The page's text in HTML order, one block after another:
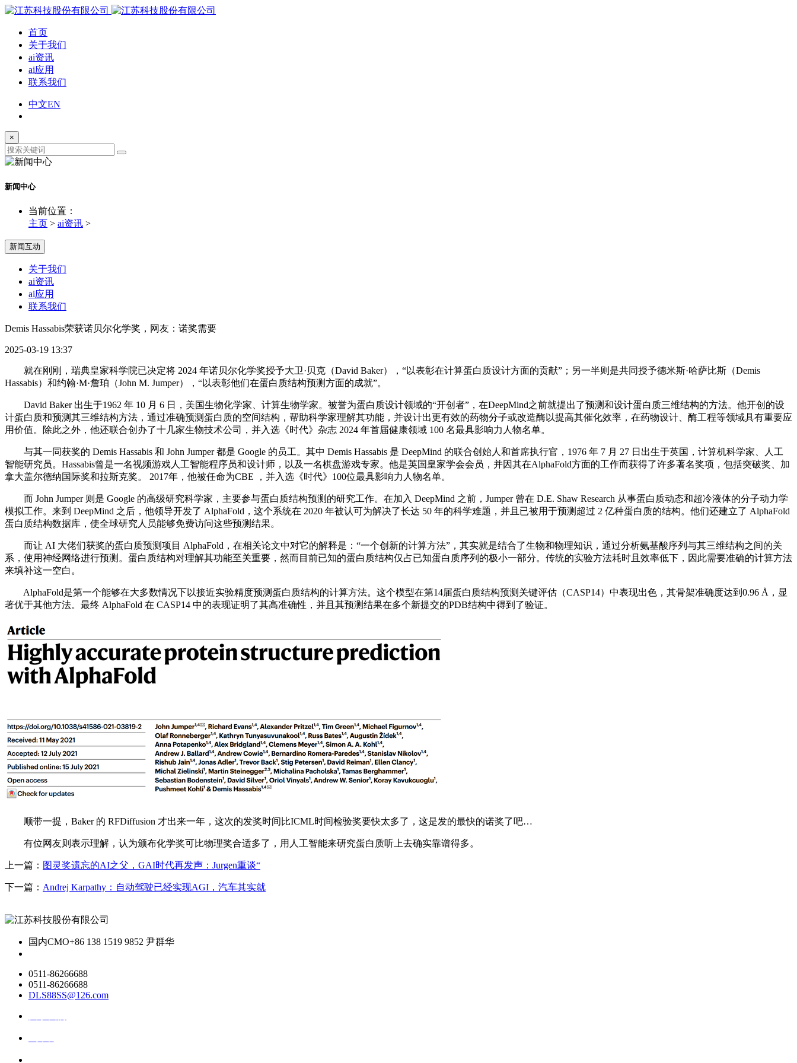
首页
关于我们
ai资讯
ai应用
联系我们
中文EN
×
新闻中心
当前位置：
主页 > ai资讯 >
新闻互动
关于我们
ai资讯
ai应用
联系我们
Demis Hassabis荣获诺贝尔化学奖，网友：诺奖需要
2025-03-19 13:37
就在刚刚，瑞典皇家科学院已决定将 2024 年诺贝尔化学奖授予大卫·贝克（David Baker），“以表彰在计算蛋白质设计方面的贡献”；另一半则是共同授予德米斯·哈萨比斯（Demis
Hassabis）和约翰·M·詹珀（John M. Jumper），“以表彰他们在蛋白质结构预测方面的成就”。
David Baker 出生于1962 年 10 月 6 日，美国生物化学家、计算生物学家。被誉为蛋白质设计领域的“开创者”，在DeepMind之前就提出了预测和设计蛋白质三维结构的方法。他开创的设
计蛋白质和预测其三维结构方法，通过准确预测蛋白质的空间结构，帮助科学家理解其功能，并设计出更有效的药物分子或改造酶以提高其催化效率，在药物设计、酶工程等领域具有重要应
用价值。除此之外，他还联合创办了十几家生物技术公司，并入选《时代》杂志 2024 年首届健康领域 100 名最具影响力人物名单。
与其一同获奖的 Demis Hassabis 和 John Jumper 都是 Google 的员工。其中 Demis Hassabis 是 DeepMind 的联合创始人和首席执行官，1976 年 7 月 27 日出生于英国，计算机科学家、人工
智能研究员。Hassabis曾是一名视频游戏人工智能程序员和设计师，以及一名棋盘游戏专家。他是英国皇家学会会员，并因其在AlphaFold方面的工作而获得了许多著名奖项，包括突破奖、加
拿大盖尔德纳国际奖和拉斯克奖。 2017年，他被任命为CBE ，并入选《时代》100位最具影响力人物名单。
而 John Jumper 则是 Google 的高级研究科学家，主要参与蛋白质结构预测的研究工作。在加入 DeepMind 之前，Jumper 曾在 D.E. Shaw Research 从事蛋白质动态和超冷液体的分子动力学
模拟工作。来到 DeepMind 之后，他领导开发了 AlphaFold，这个系统在 2020 年被认可为解决了长达 50 年的科学难题，并且已被用于预测超过 2 亿种蛋白质的结构。他们还建立了 AlphaFold
蛋白质结构数据库，使全球研究人员能够免费访问这些预测结果。
而让 AI 大佬们获奖的蛋白质预测项目 AlphaFold，在相关论文中对它的解释是：“一个创新的计算方法”，其实就是结合了生物和物理知识，通过分析氨基酸序列与其三维结构之间的关
系，使用神经网络进行预测。蛋白质结构对理解其功能至关重要，然而目前已知的蛋白质结构仅占已知蛋白质序列的极小一部分。传统的实验方法耗时且效率低下，因此需要准确的计算方法
来填补这一空白。
AlphaFold是第一个能够在大多数情况下以接近实验精度预测蛋白质结构的计算方法。这个模型在第14届蛋白质结构预测关键评估（CASP14）中表现出色，其骨架准确度达到0.96 Å，显
著优于其他方法。最终 AlphaFold 在 CASP14 中的表现证明了其高准确性，并且其预测结果在多个新提交的PDB结构中得到了验证。
顺带一提，Baker 的 RFDiffusion 才出来一年，这次的发奖时间比ICML时间检验奖要快太多了，这是发的最快的诺奖了吧…
有位网友则表示理解，认为颁布化学奖可比物理奖合适多了，用人工智能来研究蛋白质听上去确实靠谱得多。
上一篇： 图灵奖遗忘的AI之父，GAI时代再发声：Jurgen重谈“
下一篇： Andrej Karpathy：自动驾驶已经实现AGI，汽车其实就
国内CMO+86 138 1519 9852 尹群华
0511-86266688
0511-86266688
DLS88SS@126.com